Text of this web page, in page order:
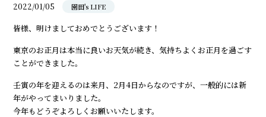
2022/01/05 園田's LIFE
皆様、明けましておめでとうございます！
東京のお正月は本当に良いお天気が続き、気持ちよくお正月を過ごす
ことができました。
壬寅の年を迎えるのは来月、2月4日からなのですが、一般的には新
年がやってまいりました。
今年もどうぞよろしくお願いいたします。